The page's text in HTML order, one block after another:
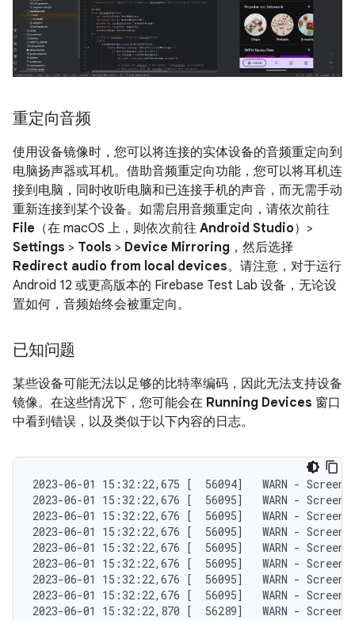
重定向音频
使用设备镜像时，您可以将连接的实体设备的音频重定向到
电脑扬声器或耳机。借助音频重定向功能，您可以将耳机连
接到电脑，同时收听电脑和已连接手机的声音，而无需手动
重新连接到某个设备。如需启用音频重定向，请依次前往
File （在 macOS 上，则依次前往 Android Studio）>
Settings > Tools > Device Mirroring ，然后选择
Redirect audio from local devices。请注意，对于运行
Android 12 或更高版本的 Firebase Test Lab 设备，无论设
置如何，音频始终会被重定向。
已知问题
某些设备可能无法以足够的比特率编码，因此无法支持设备
镜像。在这些情况下，您可能会在 Running Devices 窗口
中看到错误，以及类似于以下内容的日志。
2023-06-01 15:32:22,675 [  56094]   WARN -
2023-06-01 15:32:22,676 [  56095]   WARN -
2023-06-01 15:32:22,676 [  56095]   WARN -
2023-06-01 15:32:22,676 [  56095]   WARN -
2023-06-01 15:32:22,676 [  56095]   WARN -
2023-06-01 15:32:22,676 [  56095]   WARN -
2023-06-01 15:32:22,676 [  56095]   WARN -
2023-06-01 15:32:22,676 [  56095]   WARN -
2023-06-01 15:32:22,870 [  56289]   WARN -